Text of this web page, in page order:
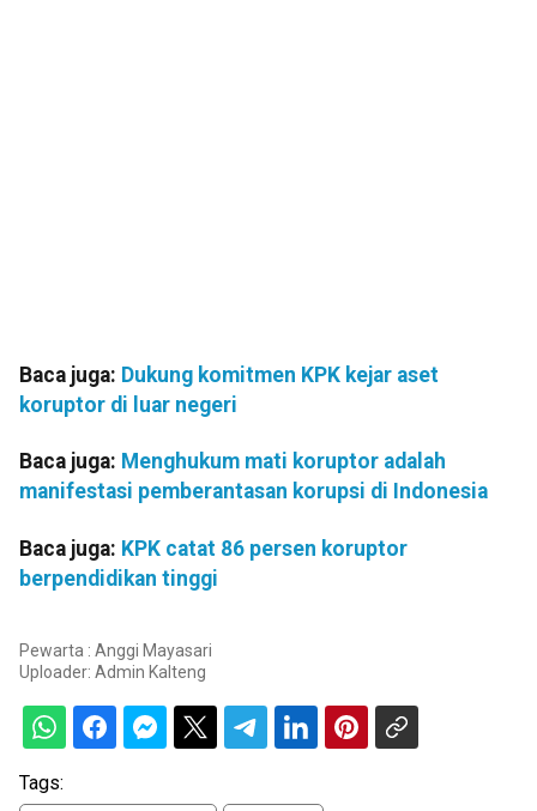
Baca juga: Dukung komitmen KPK kejar aset
koruptor di luar negeri
Baca juga: Menghukum mati koruptor adalah
manifestasi pemberantasan korupsi di Indonesia
Baca juga: KPK catat 86 persen koruptor
berpendidikan tinggi
Pewarta : Anggi Mayasari
Uploader: Admin Kalteng
Tags: